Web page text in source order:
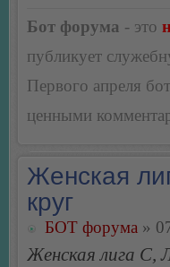
Бот форума - это
публикует
Первого апреля
ценными
Женская
круг
БОТ форума »
Женская лига С,